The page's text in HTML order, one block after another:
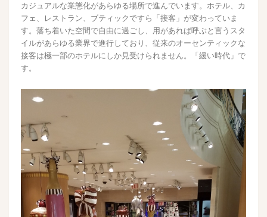
カジュアルな業態化があらゆる場所で進んでいます。ホテル、カ
フェ、レストラン、ブティックですら「接客」が変わっていま
す。落ち着いた空間で自由に過ごし、用があれば呼ぶと言うスタ
イルがあらゆる業界で進行しており、従来のオーセンティックな
接客は極一部のホテルにしか見受けられません。「緩い時代」で
す。